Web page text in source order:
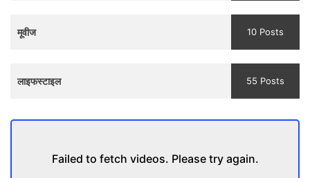
मूवीज 10 Posts
लाइफस्टाइल 55 Posts
Failed to fetch videos. Please try again.